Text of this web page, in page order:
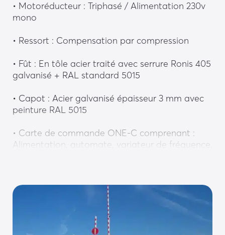
• Motoréducteur : Triphasé / Alimentation 230v
mono
• Ressort : Compensation par compression
• Fût : En tôle acier traité avec serrure Ronis 405
galvanisé + RAL standard 5015
• Capot : Acier galvanisé épaisseur 3 mm avec
peinture RAL 5015
• Carte de commande ONE-C comprenant :
Alimentation, automate, variateur de fréquence,
• Lisse type ferroviaire jusqu’à 12 m